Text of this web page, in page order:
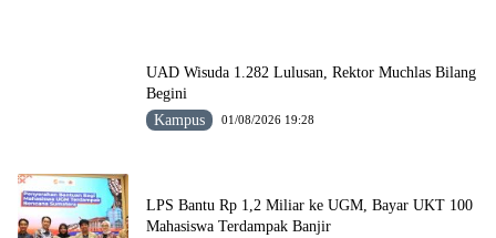
UAD Wisuda 1.282 Lulusan, Rektor Muchlas Bilang
Begini
Kampus
01/08/2026 19:28
LPS Bantu Rp 1,2 Miliar ke UGM, Bayar UKT 100
Mahasiswa Terdampak Banjir